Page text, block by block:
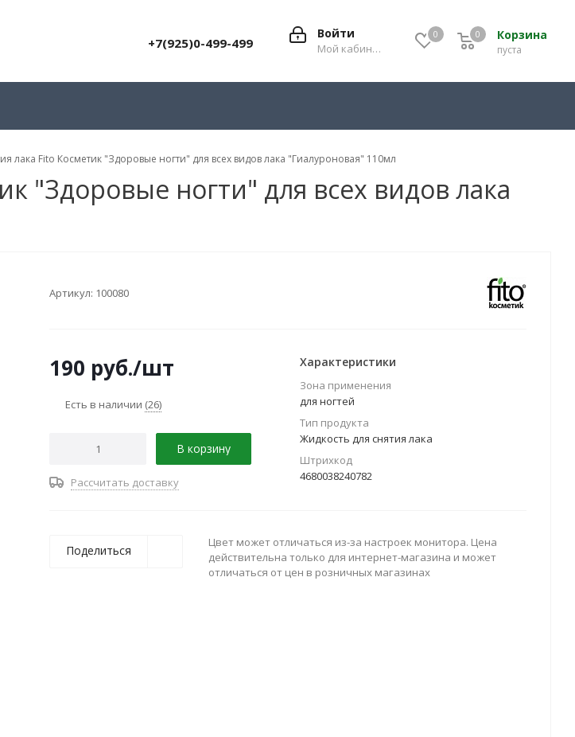
0 Корзина
0
пуста
0
Войти
Мой кабинет
+7(925)0-499-499
лака Fito Косметик "Здоровые ногти" для всех видов лака "Гиалуроновая" 110мл
"Здоровые ногти" для всех видов лака
Артикул: 100080
190 руб./шт
Есть в наличии (26)
В корзину
Рассчитать доставку
Характеристики
Зона применения
для ногтей
Тип продукта
Жидкость для снятия лака
Штрихкод
4680038240782
Поделиться
Цвет может отличаться из-за настроек монитора. Цена
действительна только для интернет-магазина и может
отличаться от цен в розничных магазинах